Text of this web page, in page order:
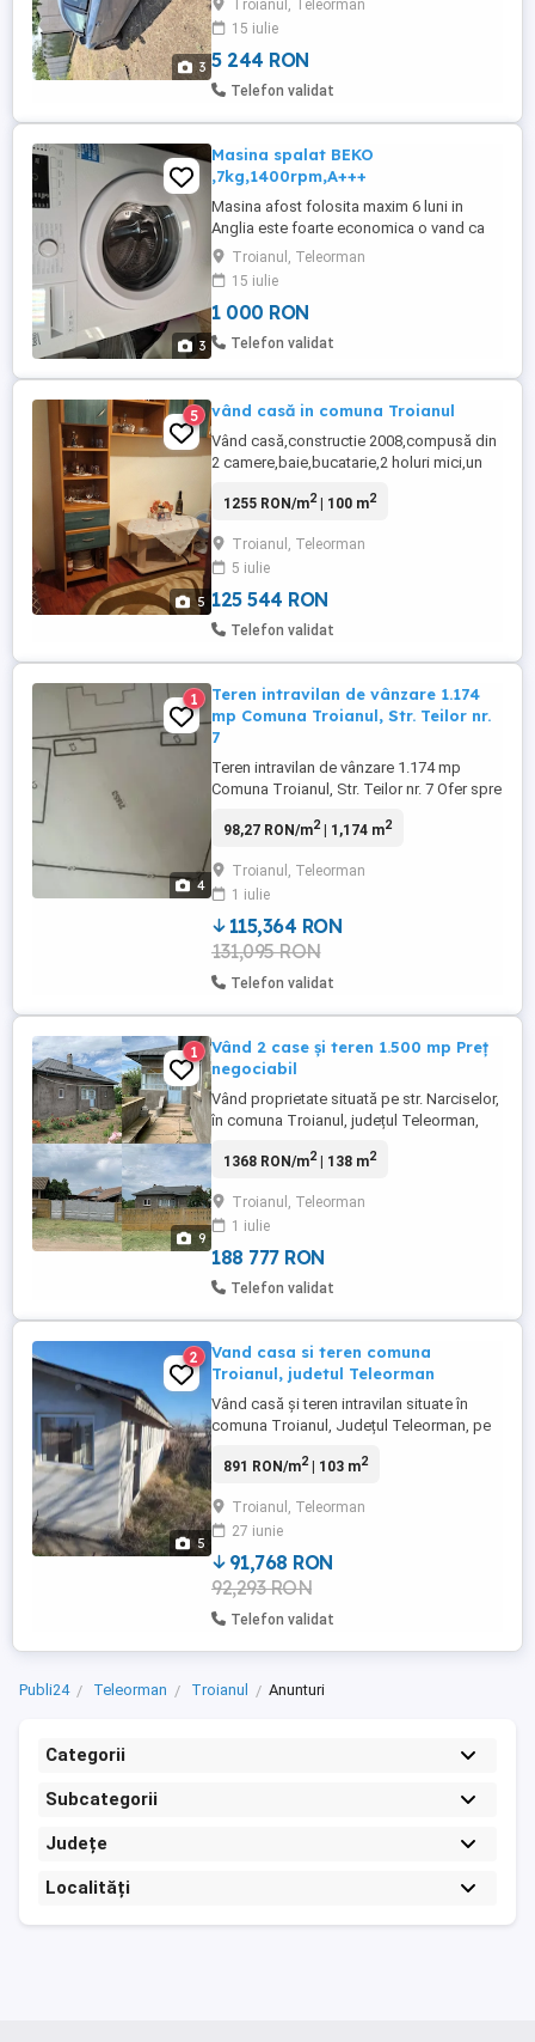
3
Troianul, Teleorman
15 iulie
5 244 RON
Telefon validat
3
Masina spalat BEKO
,7kg,1400rpm,A+++
Masina afost folosita maxim 6 luni in
Anglia este foarte economica o vand ca
mai am inca 2 ,se poate asigura si
transport in Tr
Troianul, Teleorman
15 iulie
1 000 RON
Telefon validat
5
5 vând casă in comuna Troianul
Vând casă,constructie 2008,compusă din
2 camere,baie,bucatarie,2 holuri mici,un
totala a casei este de 100 m ,iar curtea are
termopan,iar cea interioara din lemn.Casa
se vinde utilată si mobilată.
1255 RON/m2| 100 m2
Troianul, Teleorman
5 iulie
125 544 RON
Telefon validat
4
1
Teren intravilan de vânzare 1.174
mp Comuna Troianul, Str. Teilor nr.
7
Teren intravilan de vânzare 1.174 mp
Comuna Troianul, Str. Teilor nr. 7 Ofer spre
suprafață de 1.174 mp, deschidere 25 m,
Teleorman, pe strada Teilor nr. 7 o zonă
liniștită, ideală pentru construcția unei
case sau deschiderea ...
98,27 RON/m2| 1,174 m2
Troianul, Teleorman
1 iulie
115,364 RON
131,095 RON
Telefon validat
9
1
Vând 2 case și teren 1.500 mp Preț
negociabil
Vând proprietate situată pe str. Narciselor,
în comuna Troianul, județul Teleorman,
gospodărească și teren intravilan de 1.500
în 1963 din paiantă; * consolidată și
renovată complet anul trecut (interior și
exterior); * 3 camere, ...
1368 RON/m2| 138 m2
Troianul, Teleorman
1 iulie
188 777 RON
Telefon validat
5
2
Vand casa si teren comuna
Troianul, judetul Teleorman
Vând casă și teren intravilan situate în
comuna Troianul, Județul Teleorman, pe
include: Suprafața construită a locuinței:
un hol. Anexe: 46 mp. Teren intravilan: 997
mp. Casa este una bătrănească, ce a fost
extinsă în anul ...
891 RON/m2| 103 m2
Troianul, Teleorman
27 iunie
91,768 RON
92,293 RON
Telefon validat
Publi24 Teleorman Troianul Anunturi
Categorii
Subcategorii
Județe
Localități